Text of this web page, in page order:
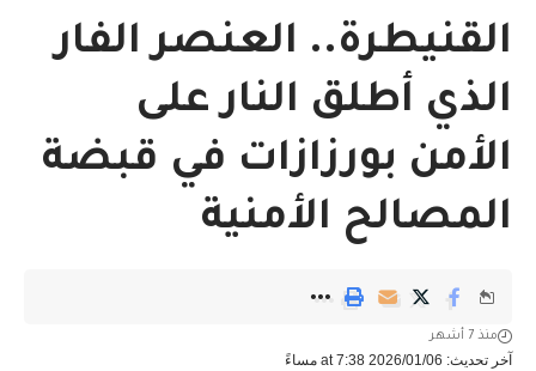
القنيطرة.. العنصر الفار
الذي أطلق النار على
الأمن بورزازات في قبضة
المصالح الأمنية
آخر تحديث: 2026/01/06 at 7:38 مساءً
منذ 7 أشهر